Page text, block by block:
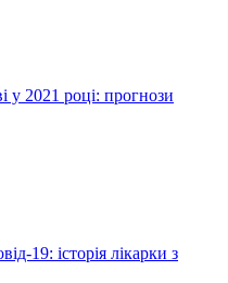
у 2021 році: прогнози
19: історія лікарки з